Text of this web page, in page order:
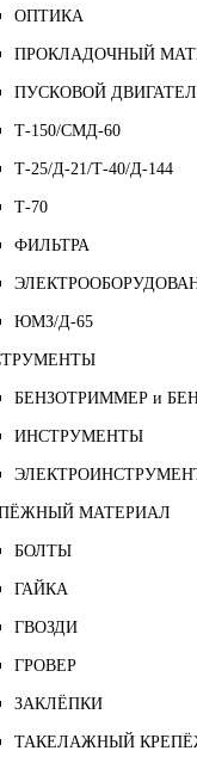
ОПТИКА
ПРОКЛАДОЧНЫЙ
ПУСКОВОЙ
Т-150/СМД-60
Т-25/Д-21/Т-40/Д-144
Т-70
ФИЛЬТРА
ЮМЗ/Д-65
БЕНЗОТРИММЕР и
ИНСТРУМЕНТЫ
МАТЕРИАЛ
БОЛТЫ
ГАЙКА
ГВОЗДИ
ГРОВЕР
ЗАКЛЁПКИ
ТАКЕЛАЖНЫЙ